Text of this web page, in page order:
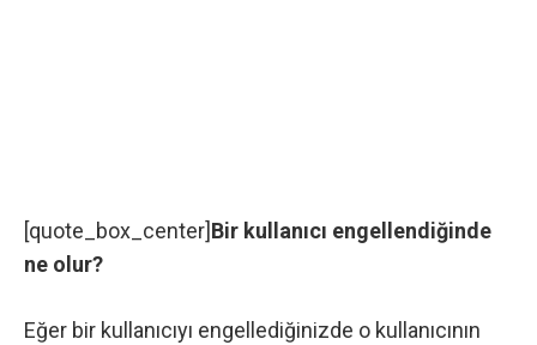
[quote_box_center]Bir kullanıcı engellendiğinde
ne olur?
Eğer bir kullanıcıyı engellediğinizde o kullanıcının